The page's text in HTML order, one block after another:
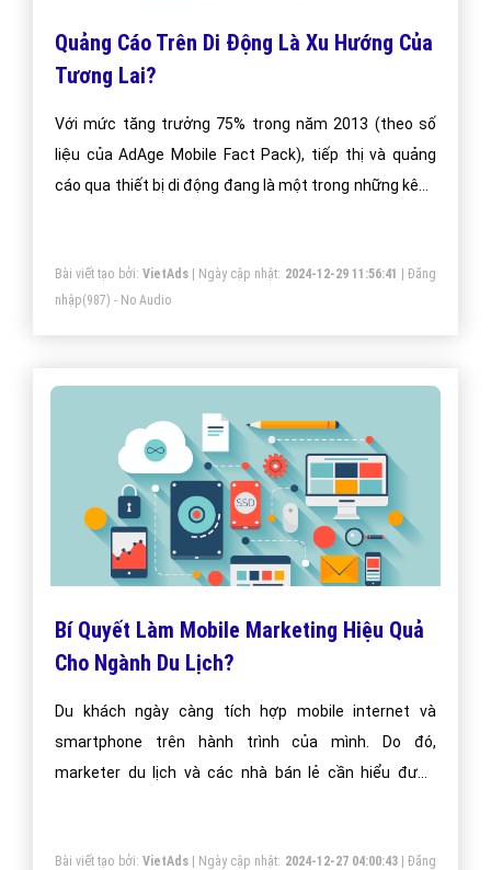
Quảng Cáo Trên Di Động Là Xu Hướng Của
Tương Lai?
Với mức tăng trưởng 75% trong năm 2013 (theo số
liệu của AdAge Mobile Fact Pack), tiếp thị và quảng
cáo qua thiết bị di động đang là một trong những kênh
mobile.
Bài viết tạo bởi: VietAds| Ngày cập nhật: 2024-12-29 11:56:41 |Đăng
nhập(987) - No Audio
Bí Quyết Làm Mobile Marketing Hiệu Quả
Cho Ngành Du Lịch?
Du khách ngày càng tích hợp mobile internet và
smartphone trên hành trình của mình. Do đó,
marketer du lịch và các nhà bán lẻ cần hiểu được
Bài viết tạo bởi: VietAds| Ngày cập nhật: 2024-12-27 04:00:43|Đăng